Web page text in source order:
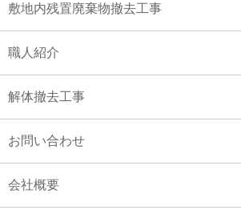
敷地内残置廃棄物撤去工事
職人紹介
解体撤去工事
お問い合わせ
会社概要